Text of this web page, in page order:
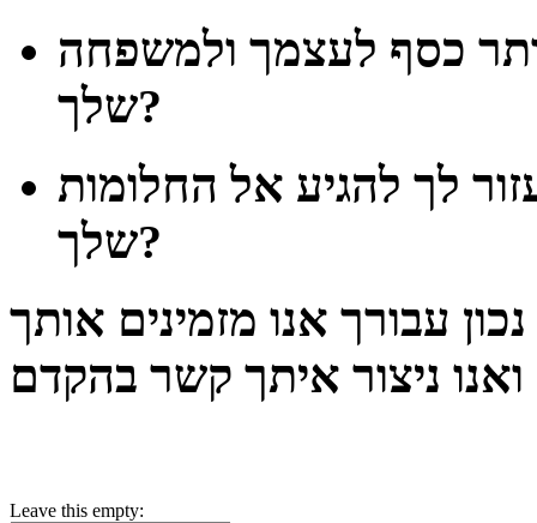
כסף לעצמך ולמשפחה
שלך?
לך להגיע אל החלומות
שלך?
עבורך אנו מזמינים אותך
Leave this empty: